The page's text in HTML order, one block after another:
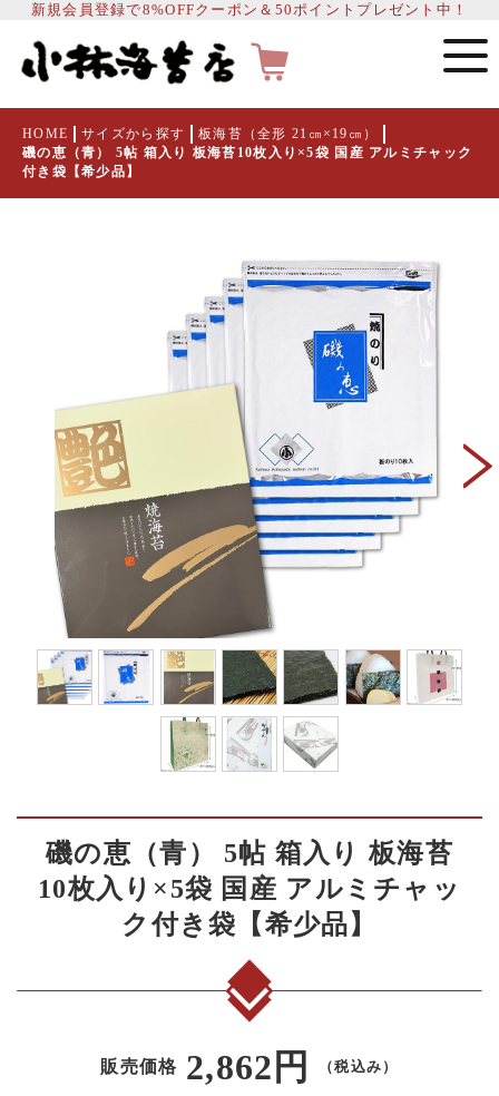
新規会員登録で8%OFFクーポン＆50ポイントプレゼント中！
HOME サイズから探す
板海苔（全形 21㎝×19㎝）
磯の恵（青） 5帖 箱入り 板海苔10枚入り×5袋 国産 アルミチャック
付き袋【希少品】
磯の恵（青） 5帖 箱入り 板海苔
10枚入り×5袋 国産 アルミチャッ
ク付き袋【希少品】
販売価格 2,862円 （税込み）